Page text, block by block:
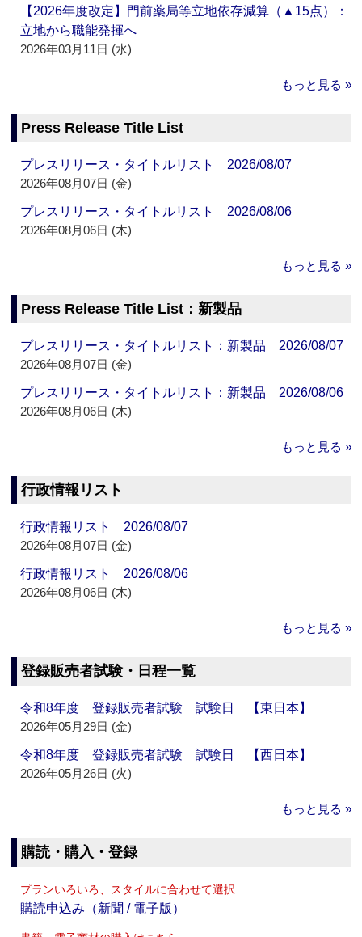
【2026年度改定】門前薬局等立地依存減算（▲15点）：
立地から職能発揮へ
2026年03月11日 (水)
もっと見る »
Press Release Title List
プレスリリース・タイトルリスト 2026/08/07
2026年08月07日 (金)
プレスリリース・タイトルリスト 2026/08/06
2026年08月06日 (木)
もっと見る »
Press Release Title List：新製品
プレスリリース・タイトルリスト：新製品 2026/08/07
2026年08月07日 (金)
プレスリリース・タイトルリスト：新製品 2026/08/06
2026年08月06日 (木)
もっと見る »
行政情報リスト
行政情報リスト 2026/08/07
2026年08月07日 (金)
行政情報リスト 2026/08/06
2026年08月06日 (木)
もっと見る »
登録販売者試験・日程一覧
令和8年度 登録販売者試験 試験日 【東日本】
2026年05月29日 (金)
令和8年度 登録販売者試験 試験日 【西日本】
2026年05月26日 (火)
もっと見る »
購読・購入・登録
プランいろいろ、スタイルに合わせて選択
購読申込み（新聞 / 電子版）